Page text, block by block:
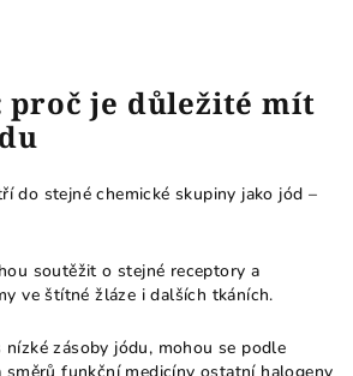
proč je důležité mít
do stejné chemické skupiny jako jód –
soutěžit o stejné receptory a
ve štítné žláze i dalších tkáních.
zásoby jódu, mohou se podle